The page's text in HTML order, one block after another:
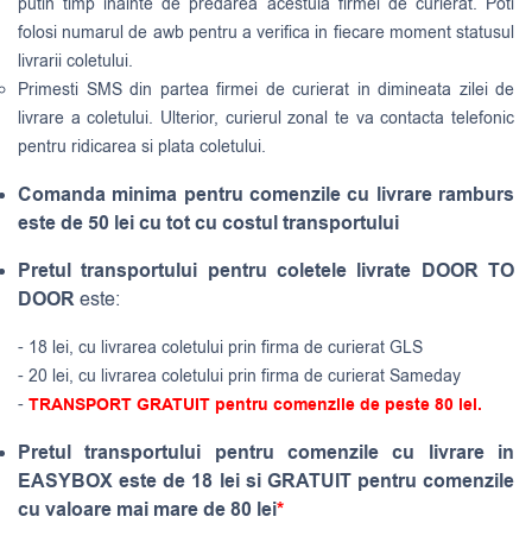
folosi numarul de awb pentru a verifica in fiecare moment statusul
livrarii coletului.
Primesti SMS din partea firmei de curierat in dimineata zilei de
livrare a coletului. Ulterior, curierul zonal te va contacta telefonic
pentru ridicarea si plata coletului.
Comanda minima pentru comenzile cu livrare ramburs
este de 50 lei cu tot cu costul transportului
Pretul transportului pentru coletele livrate DOOR TO
DOOReste:
- 18 lei, cu livrarea coletului prin firma de curierat GLS
- 20 lei, cu livrarea coletului prin firma de curierat Sameday
- TRANSPORT GRATUIT pentru comenzile de peste 80 lei.
Pretul transportului pentru comenzile cu livrare in
EASYBOX este de 18 lei si GRATUIT pentru comenzile
cu valoare mai mare de 80 lei*